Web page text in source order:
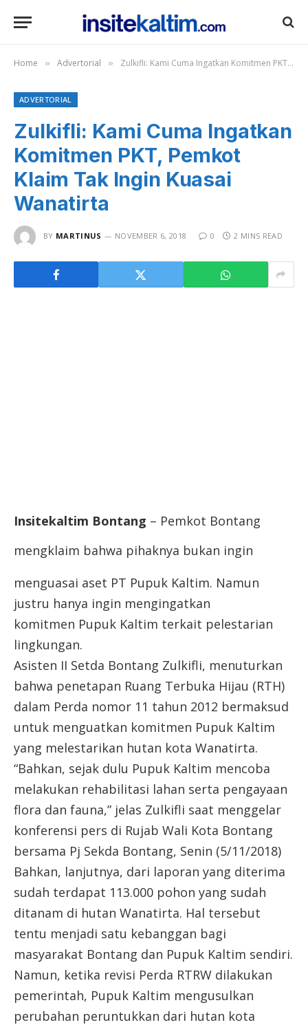
Home » Advertorial » Zulkifli: Kami Cuma Ingatkan Komitmen PKT, Pemkot Klaim Tak Ingin Kuasai Wanatirta
ADVERTORIAL
Zulkifli: Kami Cuma Ingatkan
Komitmen PKT, Pemkot
Klaim Tak Ingin Kuasai
Wanatirta
BY MARTINUS NOVEMBER 6, 2018 0 2 MINS READ
Insitekaltim Bontang – Pemkot Bontang
mengklaim bahwa pihaknya bukan ingin
menguasai aset PT Pupuk Kaltim. Namun
justru hanya ingin mengingatkan
komitmen Pupuk Kaltim terkait pelestarian
lingkungan.
Asisten II Setda Bontang Zulkifli, menuturkan
bahwa penetapan Ruang Terbuka Hijau (RTH)
dalam Perda nomor 11 tahun 2012 bermaksud
untuk menguatkan komitmen Pupuk Kaltim
yang melestarikan hutan kota Wanatirta.
“Bahkan, sejak dulu Pupuk Kaltim mencoba
melakukan rehabilitasi lahan serta pengayaan
flora dan fauna,” jelas Zulkifli saat menggelar
konferensi pers di Rujab Wali Kota Bontang
bersama Pj Sekda Bontang, Senin (5/11/2018)
Bahkan, lanjutnya, dari laporan yang diterima
sudah terdapat 113.000 pohon yang sudah
ditanam di hutan Wanatirta. Hal tersebut
tentu menjadi satu kebanggan bagi
masyarakat Bontang dan Pupuk Kaltim sendiri.
Namun, ketika revisi Perda RTRW dilakukan
pemerintah, Pupuk Kaltim mengusulkan
perubahan peruntukkan dari hutan kota